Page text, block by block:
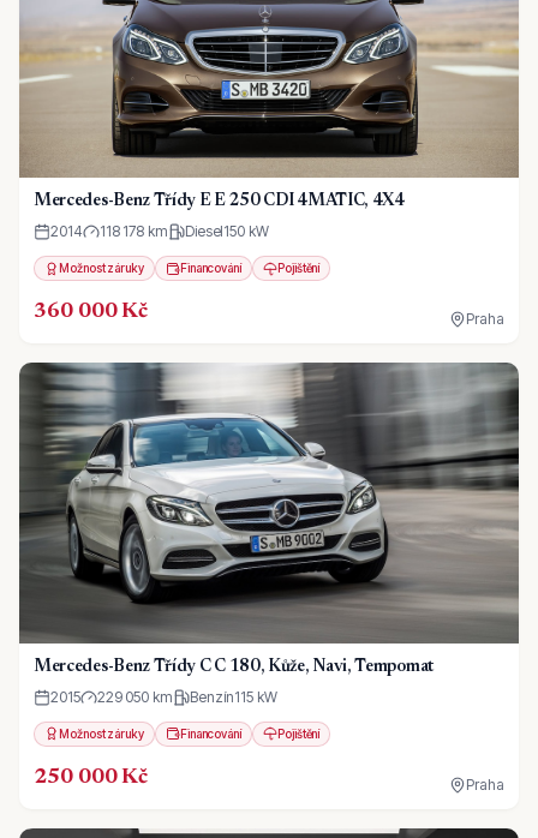
Mercedes-Benz Třídy E E 250 CDI 4MATIC, 4X4
2014 118 178 km Diesel150 kW
Možnost záruky Financování Pojištění
360 000 Kč Praha
Mercedes-Benz Třídy C C 180, Kůže, Navi, Tempomat
2015 229 050 km Benzín115 kW
Možnost záruky Financování Pojištění
250 000 Kč Praha